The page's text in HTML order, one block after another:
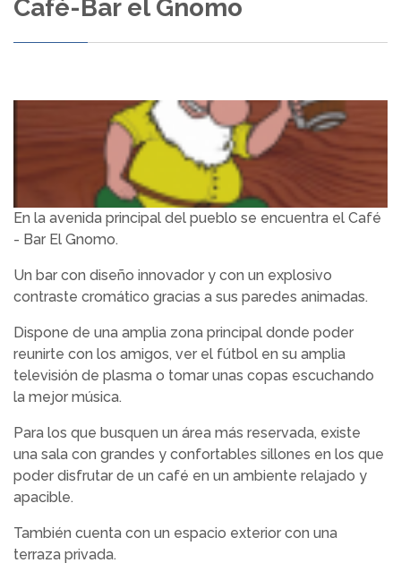
Café-Bar el Gnomo
En la avenida principal del pueblo se encuentra el Café
- Bar El Gnomo.
Un bar con diseño innovador y con un explosivo
contraste cromático gracias a sus paredes animadas.
Dispone de una amplia zona principal donde poder
reunirte con los amigos, ver el fútbol en su amplia
televisión de plasma o tomar unas copas escuchando
la mejor música.
Para los que busquen un área más reservada, existe
una sala con grandes y confortables sillones en los que
poder disfrutar de un café en un ambiente relajado y
apacible.
También cuenta con un espacio exterior con una
terraza privada.